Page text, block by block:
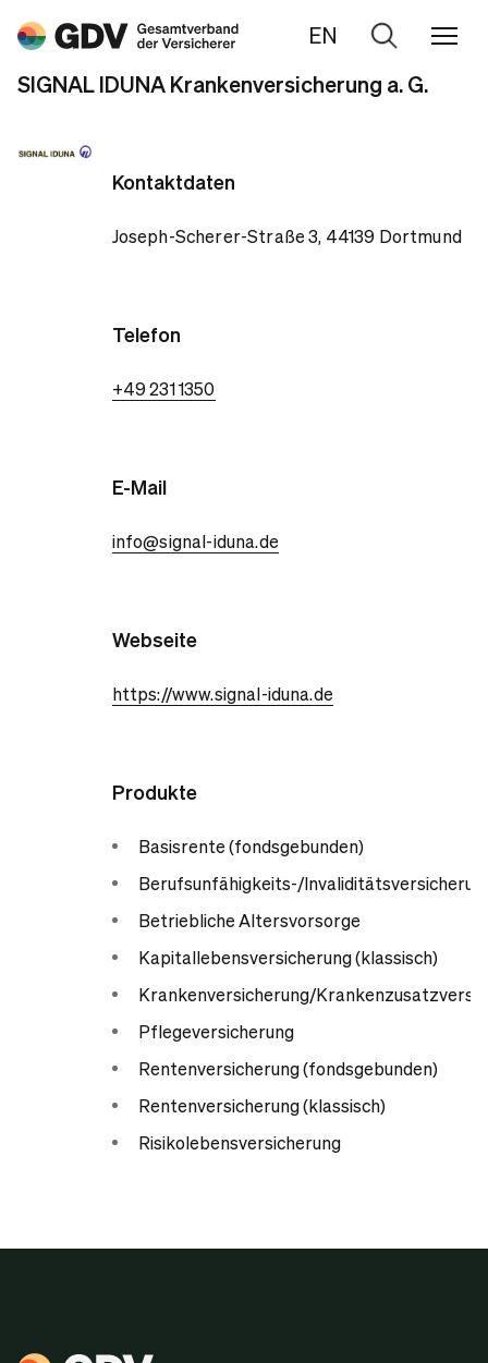
EN
Zur
Suche
SIGNAL IDUNA Krankenversicherung a. G.
Kontaktdaten
Joseph-Scherer-Straße 3, 44139 Dortmund
Telefon
+49 231 1350
E-Mail
info@signal-iduna.de
Webseite
https://www.signal-iduna.de
Produkte
Basisrente (fondsgebunden)
Berufsunfähigkeits-/
Betriebliche Altersvorsorge
Kapitallebensversicherung (klassisch)
Krankenversicherung/
Pflegeversicherung
Rentenversicherung (fondsgebunden)
Rentenversicherung (klassisch)
Risikolebensversicherung